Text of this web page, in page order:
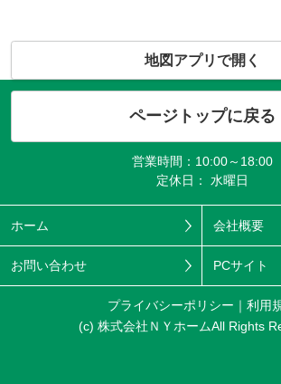
地図アプリで開く
ページトップに戻る
営業時間：10:00～18:00
定休日： 水曜日
ホーム 会社概要
お問い合わせ PCサイト
プライバシーポリシー
利用
(c) 株式会社ＮＹホームAll Rights